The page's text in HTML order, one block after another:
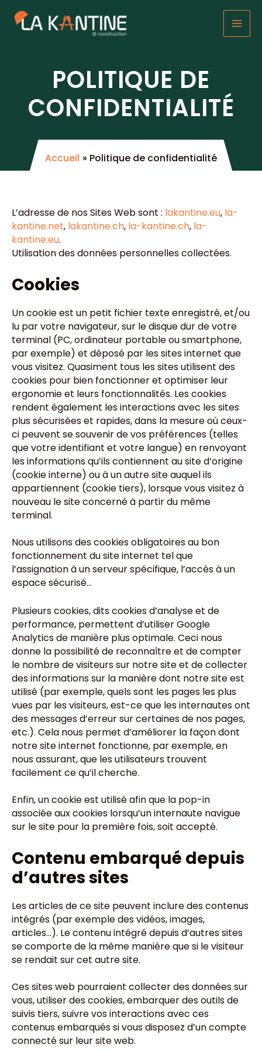
contenu
POLITIQUE DE
CONFIDENTIALITÉ
Accueil Politique de confidentialité
L’adresse de nos Sites Web sont : lakantine.eu, la-
kantine.net, lakantine.ch, la-kantine.ch, la-
kantine.eu.
Utilisation des données personnelles collectées.
Cookies
Un cookie est un petit fichier texte enregistré, et/ou
lu par votre navigateur, sur le disque dur de votre
terminal (PC, ordinateur portable ou smartphone,
par exemple) et déposé par les sites internet que
vous visitez. Quasiment tous les sites utilisent des
cookies pour bien fonctionner et optimiser leur
ergonomie et leurs fonctionnalités. Les cookies
rendent également les interactions avec les sites
plus sécurisées et rapides, dans la mesure où ceux-
ci peuvent se souvenir de vos préférences (telles
que votre identifiant et votre langue) en renvoyant
les informations qu’ils contiennent au site d’origine
(cookie interne) ou à un autre site auquel ils
appartiennent (cookie tiers), lorsque vous visitez à
nouveau le site concerné à partir du même
terminal.
Nous utilisons des cookies obligatoires au bon
fonctionnement du site internet tel que
l’assignation à un serveur spécifique, l’accès à un
espace sécurisé…
Plusieurs cookies, dits cookies d’analyse et de
performance, permettent d’utiliser Google
Analytics de manière plus optimale. Ceci nous
donne la possibilité de reconnaître et de compter
le nombre de visiteurs sur notre site et de collecter
des informations sur la manière dont notre site est
utilisé (par exemple, quels sont les pages les plus
vues par les visiteurs, est-ce que les internautes ont
des messages d’erreur sur certaines de nos pages,
etc.). Cela nous permet d’améliorer la façon dont
notre site internet fonctionne, par exemple, en
nous assurant, que les utilisateurs trouvent
facilement ce qu’il cherche.
Enfin, un cookie est utilisé afin que la pop-in
associée aux cookies lorsqu’un internaute navigue
sur le site pour la première fois, soit accepté.
Contenu embarqué depuis
d’autres sites
Les articles de ce site peuvent inclure des contenus
intégrés (par exemple des vidéos, images,
articles…). Le contenu intégré depuis d’autres sites
se comporte de la même manière que si le visiteur
se rendait sur cet autre site.
Ces sites web pourraient collecter des données sur
vous, utiliser des cookies, embarquer des outils de
suivis tiers, suivre vos interactions avec ces
contenus embarqués si vous disposez d’un compte
connecté sur leur site web.